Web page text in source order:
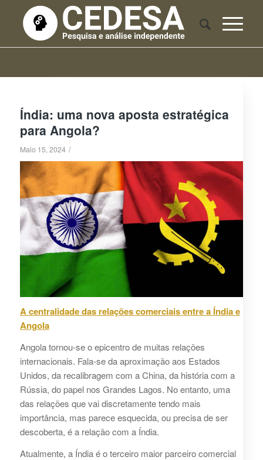
Índia: uma nova aposta estratégica
para Angola?
Maio 15, 2024 /
A centralidade das relações comerciais entre a Índia e
Angola
Angola tornou-se o epicentro de muitas relações
internacionais. Fala-se da aproximação aos Estados
Unidos, da recalibragem com a China, da história com a
Rússia, do papel nos Grandes Lagos. No entanto, uma
das relações que vai discretamente tendo mais
importância, mas parece esquecida, ou precisa de ser
descoberta, é a relação com a Índia.
Atualmente, a Índia é o terceiro maior parceiro comercial